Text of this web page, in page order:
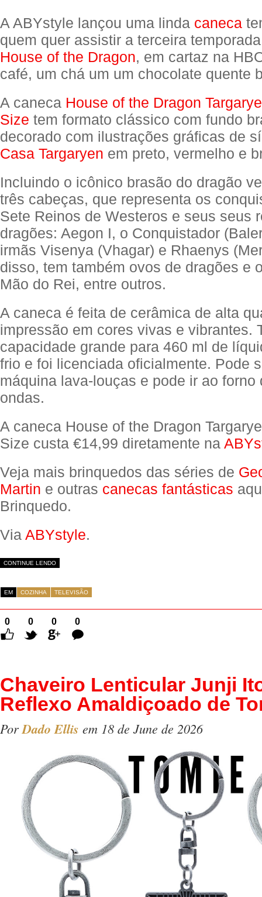
A ABYstyle lançou uma linda caneca
quem quer assistir a terceira
House of the Dragon, em cartaz na
café, um chá um um chocolate quente
A caneca House of the Dragon
Size tem formato clássico com fundo
decorado com ilustrações gráficas de
Casa Targaryen em preto, vermelho e
Incluindo o icônico brasão do dragão
três cabeças, que representa os
Sete Reinos de Westeros e seus seus
dragões: Aegon I, o Conquistador
irmãs Visenya (Vhagar) e Rhaenys
disso, tem também ovos de dragões e
Mão do Rei, entre outros.
A caneca é feita de cerâmica de alta
impressão em cores vivas e vibrantes.
capacidade grande para 460 ml de
frio e foi licenciada oficialmente. Pode
máquina lava-louças e pode ir ao forno
ondas.
A caneca House of the Dragon
Size custa €14,99 diretamente na
Veja mais brinquedos das séries de
Martin e outras canecas fantásticas
Brinquedo.
Via ABYstyle.
CONTINUE LENDO
EM COZINHA TELEVISÃO
0 0 0
0
Comentários
Chaveiro Lenticular Junji
Reflexo Amaldiçoado de
PorDado Ellis em 18 de June de 2026